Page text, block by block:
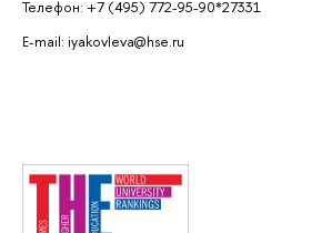
Телефон: +7 (495) 772-95-90*27331
E-mail: iyakovleva@hse.ru